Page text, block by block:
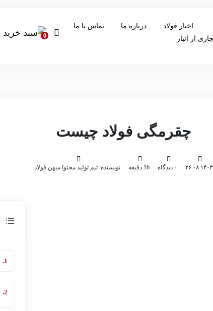
اخبار فولاد درباره ما
تماس با ما
از انبار
0
چقرمگی فولاد چیست
۱۴۰۳ ۰۸ ۲۶ ۰ دیدگاه 16 دقیقه نویسنده: تیم تولید محتوا میهن فولاد
1.
2.